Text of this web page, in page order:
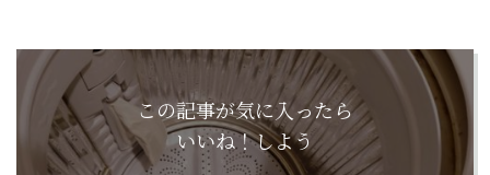
この記事が気に入ったら
いいね！しよう